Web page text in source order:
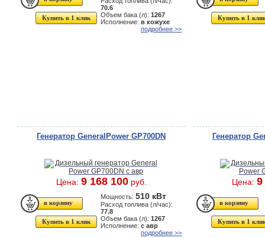
Купить в 1 клик
70.6
Объем бака (л): 1267
Исполнение: в кожухе
подробнее >>
Купить в 1
Генератор GeneralPower GP700DN
Цена: 9 168 100руб.
Купить в 1 клик
Мощность: 510 кВт
Расход топлива (л/час):
77.8
Объем бака (л): 1267
Исполнение: с авр
подробнее >>
Генератор
Цена: 9
Купить в 1